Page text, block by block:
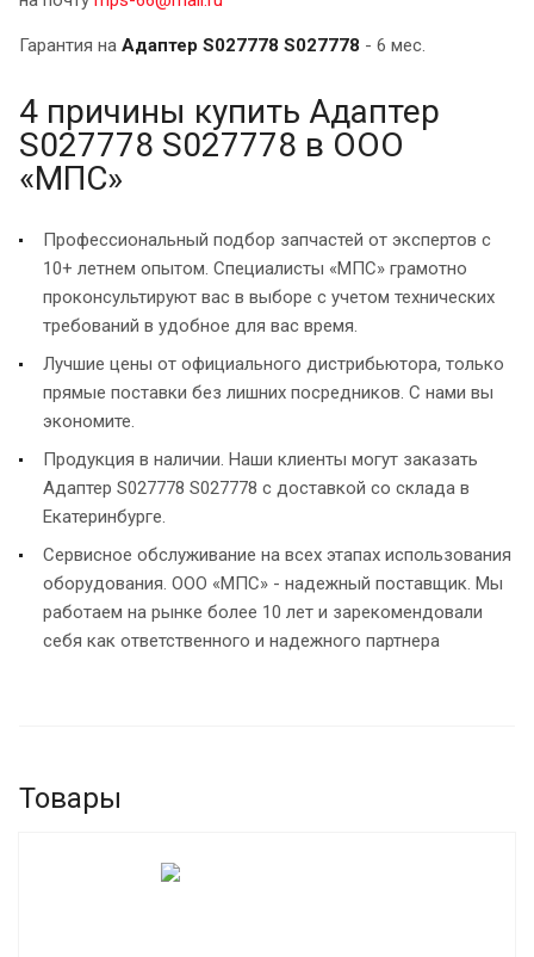
Гарантия на Адаптер S027778 S027778 - 6 мес.
4 причины купить Адаптер
S027778 S027778 в ООО
«МПС»
Профессиональный подбор запчастей от экспертов с
10+ летнем опытом. Специалисты «МПС» грамотно
проконсультируют вас в выборе с учетом технических
требований в удобное для вас время.
Лучшие цены от официального дистрибьютора, только
прямые поставки без лишних посредников. С нами вы
экономите.
Продукция в наличии. Наши клиенты могут заказать
Адаптер S027778 S027778 с доставкой со склада в
Екатеринбурге.
Сервисное обслуживание на всех этапах использования
оборудования. ООО «МПС» - надежный поставщик. Мы
работаем на рынке более 10 лет и зарекомендовали
себя как ответственного и надежного партнера
Товары